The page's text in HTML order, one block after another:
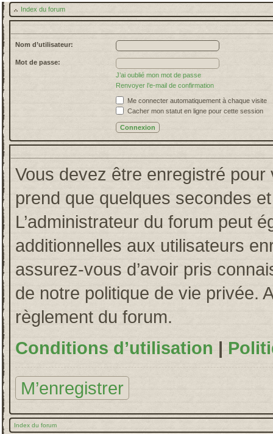
Index du forum
Nom d’utilisateur:
Mot de passe:
J’ai oublié mon mot de passe
Renvoyer l’e-mail de confirmation
Me connecter automatiquement à chaque visite
Cacher mon statut en ligne pour cette session
Vous devez être enregistré pour
prend que quelques secondes
L’administrateur du forum peut
additionnelles aux utilisateurs
assurez-vous d’avoir pris
de notre politique de vie privée.
règlement du forum.
Conditions d’utilisation |
M’enregistrer
Index du forum